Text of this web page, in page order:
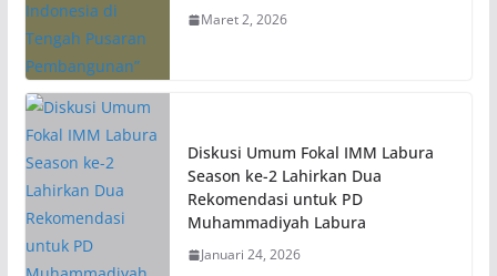
Maret 2, 2026
Diskusi Umum Fokal IMM Labura
Season ke-2 Lahirkan Dua
Rekomendasi untuk PD
Muhammadiyah Labura
Januari 24, 2026